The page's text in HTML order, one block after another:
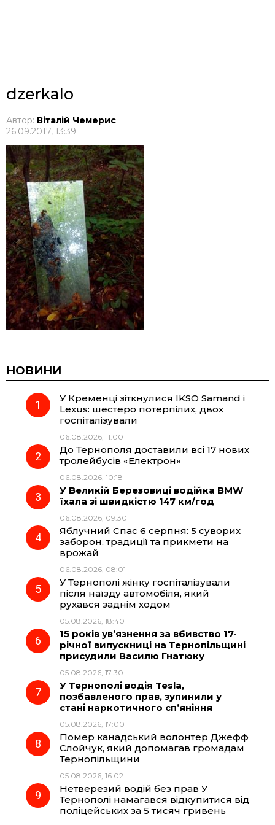
dzerkalo
Автор: Віталій Чемерис
26.09.2017, 13:39
НОВИНИ
У Кременці зіткнулися IKSO Samand і
Lexus: шестеро потерпілих, двох
госпіталізували
06.08.2026, 11:00
До Тернополя доставили всі 17 нових
тролейбусів «Електрон»
06.08.2026, 10:18
У Великій Березовиці водійка BMW
їхала зі швидкістю 147 км/год
06.08.2026, 09:30
Яблучний Спас 6 серпня: 5 суворих
заборон, традиції та прикмети на
врожай
06.08.2026, 08:01
У Тернополі жінку госпіталізували
після наїзду автомобіля, який
рухався заднім ходом
05.08.2026, 18:40
15 років ув’язнення за вбивство 17-
річної випускниці на Тернопільщині
присудили Василю Гнатюку
05.08.2026, 17:30
У Тернополі водія Tesla,
позбавленого прав, зупинили у
стані наркотичного сп’яніння
05.08.2026, 17:00
Помер канадський волонтер Джефф
Слойчук, який допомагав громадам
Тернопільщини
05.08.2026, 16:02
Нетверезий водій без прав У
Тернополі намагався відкупитися від
поліцейських за 5 тисяч гривень